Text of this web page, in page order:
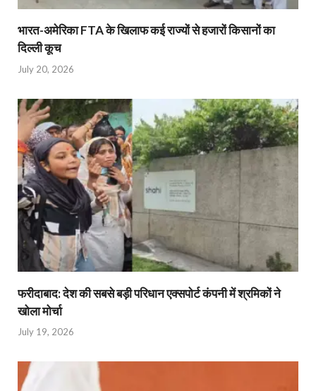
भारत-अमेरिका FTA के खिलाफ कई राज्यों से हजारों किसानों का
दिल्ली कूच
July 20, 2026
फरीदाबाद: देश की सबसे बड़ी परिधान एक्सपोर्ट कंपनी में श्रमिकों ने
खोला मोर्चा
July 19, 2026